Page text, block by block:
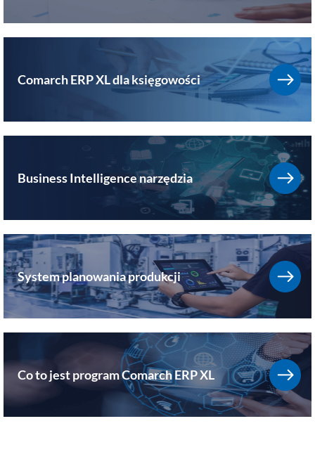
Comarch ERP XL dla księgowości
Business Intelligence narzędzia
System planowania produkcji
Co to jest program Comarch ERP XL